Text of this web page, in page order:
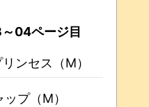
04ページ目
ンセス（M）
プ（M）